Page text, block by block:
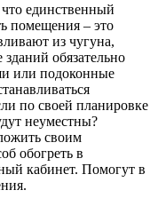
единственный
помещения – это
из чугуна,
обязательно
или подоконные
по своей планировке
неуместны?
своим
обогреть в
кабинет. Помогут в